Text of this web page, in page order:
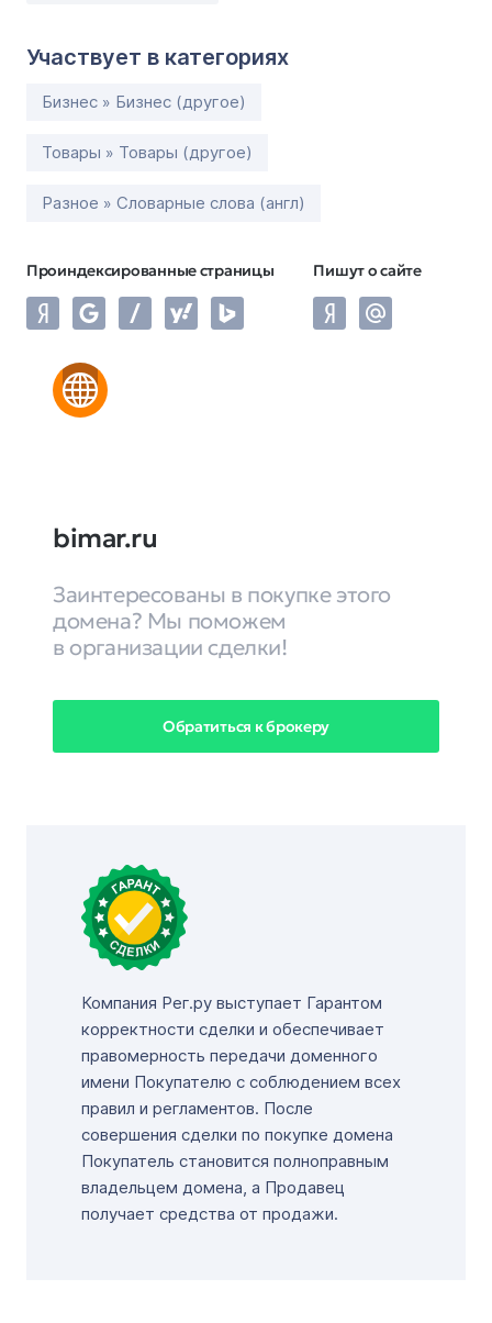
Участвует в категориях
Бизнес » Бизнес (другое)
Товары » Товары (другое)
Разное » Словарные слова (англ)
Проиндексированные страницы Пишут о сайте
bimar.ru
Заинтересованы в покупке этого
домена? Мы поможем
в организации сделки!
Обратиться к брокеру
Компания Рег.ру выступает Гарантом
корректности сделки и обеспечивает
правомерность передачи доменного
имени Покупателю с соблюдением всех
правил и регламентов. После
совершения сделки по покупке домена
Покупатель становится полноправным
владельцем домена, а Продавец
получает средства от продажи.